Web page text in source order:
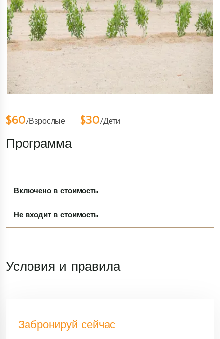
$60/Взрослые $30/Дети
Программа
Условия и правила
Забронируй сейчас